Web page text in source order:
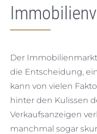
Der
die Entscheidung,
kann von vielen
hinter den Kulissen
Verkaufsanzeigen
manchmal sogar